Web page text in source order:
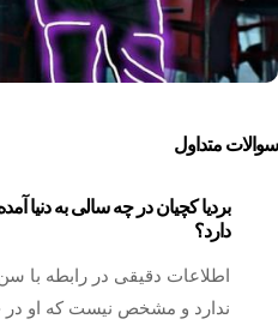
سوالات متداول
بردیا کچیان در چه سالی به دنیا
دارد؟
اطلاعات دقیقی در رابطه با
ندارد و مشخص نیست که او در